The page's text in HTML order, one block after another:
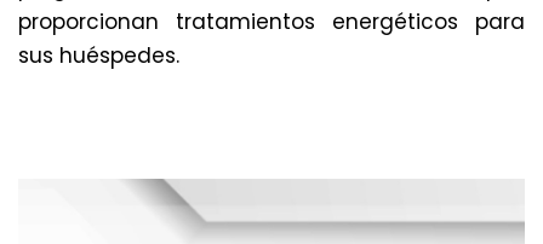
proporcionan tratamientos energéticos para
sus huéspedes.